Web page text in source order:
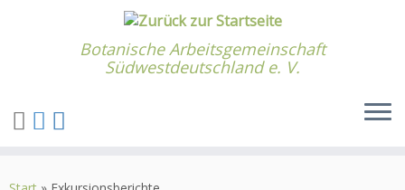
Inhalt
Botanische Arbeitsgemeinschaft
Südwestdeutschland e. V.